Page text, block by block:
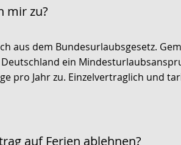
mir zu?
aus dem Bundesurlaubsgesetz.
ein
pro Jahr zu. Einzelvertraglich und
auf Ferien ablehnen?